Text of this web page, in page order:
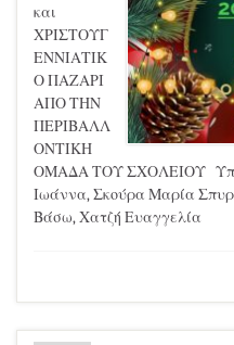
και
ΧΡΙΣΤΟΥΓ
ΕΝΝΙΑΤΙΚ
Ο ΠΑΖΑΡΙ
ΑΠΟ ΤΗΝ
ΠΕΡΙΒΑΛΛ
ΟΝΤΙΚΗ
ΟΜΑΔΑ ΤΟΥ ΣΧΟΛΕΙΟΥ
Ιωάννα, Σκούρα Μαρία
Βάσω, Χατζή Ευαγγελία